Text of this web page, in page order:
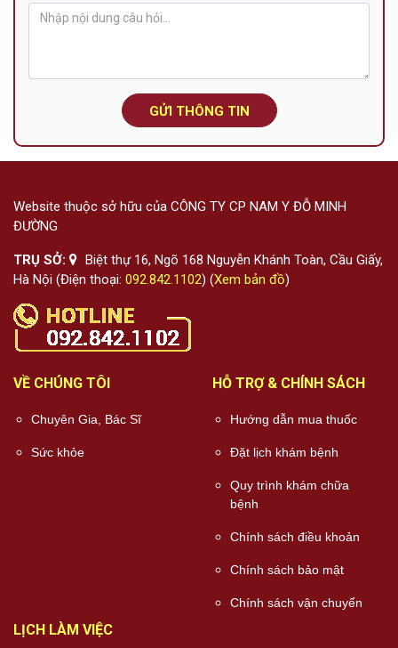
GỬI THÔNG TIN
Website thuộc sở hữu của CÔNG TY CP NAM Y ĐỖ MINH
ĐƯỜNG
TRỤ SỞ:
Biệt thự 16, Ngõ 168 Nguyễn Khánh Toàn, Cầu Giấy,
Hà Nội (Điện thoại: 092.842.1102) (Xem bản đồ)
VỀ CHÚNG TÔI
Chuyên Gia, Bác Sĩ
Sức khỏe
HỖ TRỢ & CHÍNH SÁCH
Hướng dẫn mua thuốc
Đặt lịch khám bệnh
Quy trình khám chữa
bệnh
Chính sách điều khoản
Chính sách bảo mật
Chính sách vận chuyển
LỊCH LÀM VIỆC